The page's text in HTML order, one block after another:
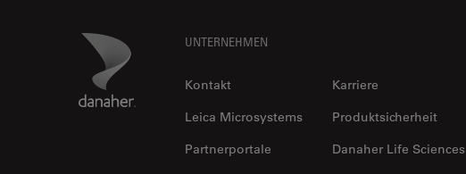
Danaher Logo UNTERNEHMEN
Kontakt
Karriere
Leica Microsystems
Produktsicherheit
Partnerportale
Danaher Life Sciences